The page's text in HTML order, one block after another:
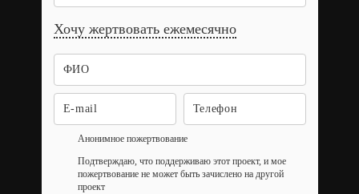
Хочу жертвовать ежемесячно
Анонимное пожертвование
Подтверждаю, что поддерживаю этот проект, и мое
пожертвование не может быть зачислено на другой
проект